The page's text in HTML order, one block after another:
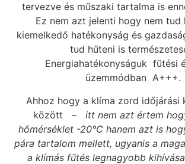
tervezve és műszaki tartalma is
Ez nem azt jelenti hogy nem tud
kiemelkedő hatékonyság és
tud hűteni is
Energiahatékonyságuk fűtési
üzemmódban A+++.
Ahhoz hogy a klíma zord időjárási
között – itt nem azt értem
hőmérséklet -20°C hanem azt is
pára tartalom mellett, ugyanis a
a klímás fűtés legnagyobb kihívása